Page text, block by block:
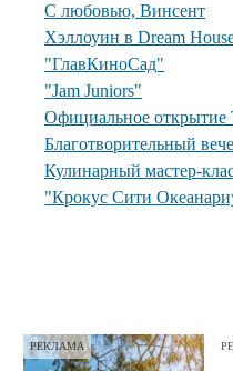
С любовью, Винсент
Хэллоуин в Dream
"ГлавКиноСад"
"Jam Juniors"
Официальное
Благотворительный
Кулинарный мастер-
"Крокус Сити
РЕКЛАМА